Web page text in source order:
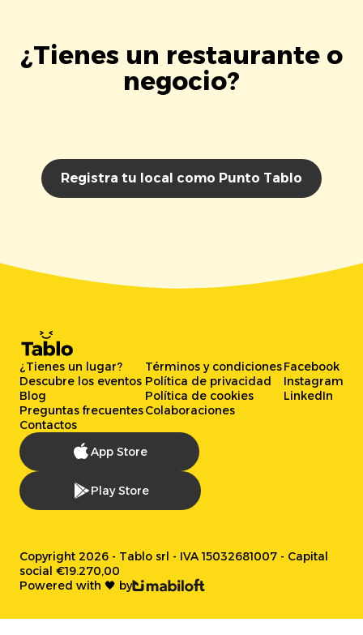
¿Tienes un restaurante o
negocio?
Registra tu local como Punto Tablo
¿Tienes un lugar?
Descubre los eventos
Blog
Preguntas frecuentes
Contactos
Términos y condiciones
Política de privacidad
Política de cookies
Colaboraciones
Facebook
Instagram
LinkedIn
App Store
Play Store
Copyright 2026 - Tablo srl - IVA 15032681007 - Capital
social €19.270,00
Powered with 🖤 by